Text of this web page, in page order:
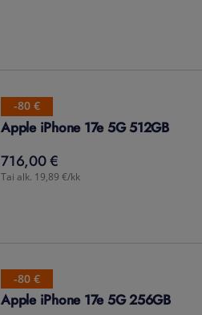
-80 €
Apple iPhone 17e 5G 512GB
716,00 €
716,00€
Tai alk. 19,89 €/kk
-80 €
Apple iPhone 17e 5G 256GB